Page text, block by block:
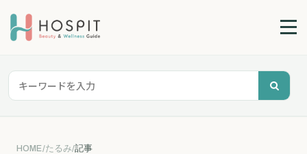
HOME/たるみ/記事